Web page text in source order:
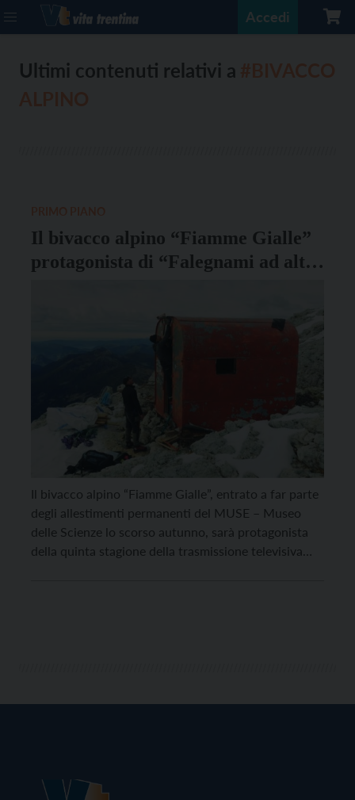
Accedi
Ultimi contenuti relativi a
Il bivacco alpino “Fiamme Gialle”
protagonista di “Falegnami ad alta
Il bivacco alpino “Fiamme Gialle”, entrato a far parte
degli allestimenti permanenti del MUSE – Museo
delle Scienze lo scorso autunno, sarà protagonista
della quinta stagione della trasmissione televisiva